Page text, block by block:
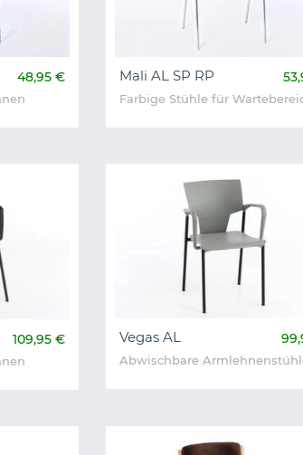
48,95 € Mali AL SP RP
Farbige Stühle für
109,95 € Vegas AL
Abwischbare